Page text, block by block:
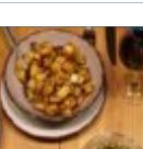
hele familien.
længe alene med
skammen og
de søger hjælp.